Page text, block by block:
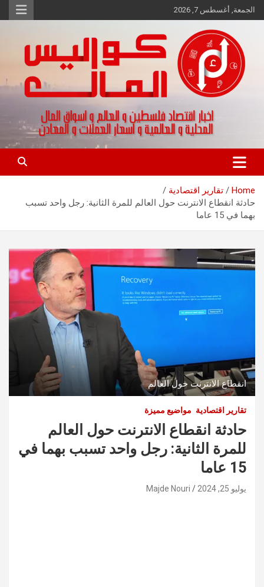
Skip
to
الجمعة, أغسطس 7, 2026
كواليس المال
اخبار اقتصاد فلسطين و العالم و تقارير اسواق المال و العملات
Home
تقارير اقتصادية
حادثة انقطاع الانترنت حول العالم للمرة الثانية: رجل واحد تسبب
بهما في 15 عاما
انقطاع الانترنت حول العالم
تقارير اقتصادية مواضيع مميزة
حادثة انقطاع الانترنت حول العالم
للمرة الثانية: رجل واحد تسبب بهما في
15 عاما
يوليو 25, 2024 Majde Nouri